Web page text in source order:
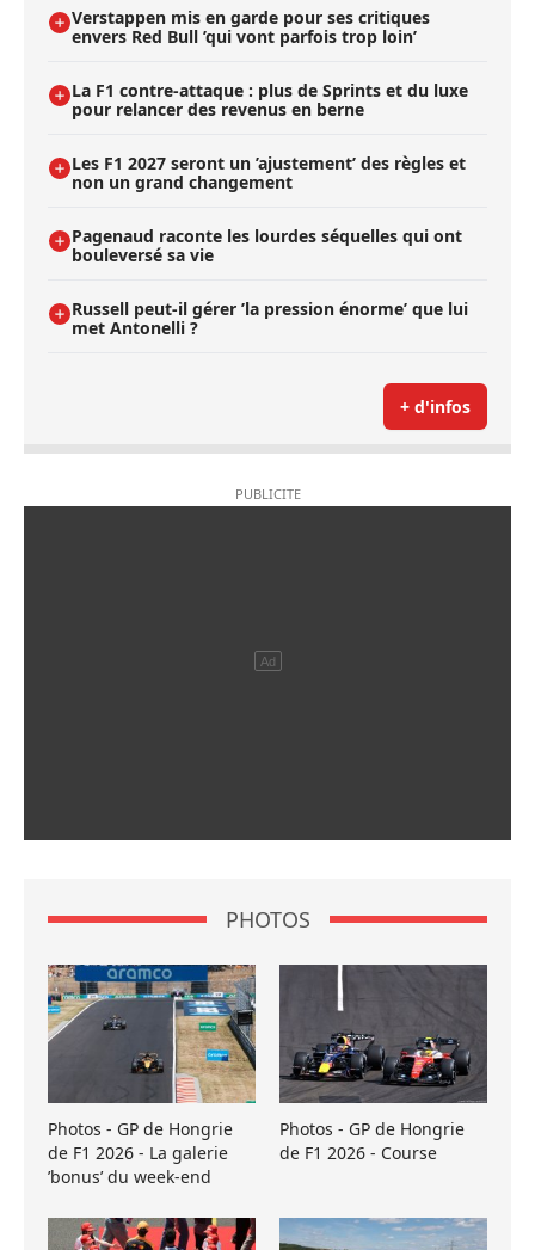
Verstappen mis en garde pour ses critiques
envers Red Bull ’qui vont parfois trop loin’
La F1 contre-attaque : plus de Sprints et du luxe
pour relancer des revenus en berne
Les F1 2027 seront un ’ajustement’ des règles et
non un grand changement
Pagenaud raconte les lourdes séquelles qui ont
bouleversé sa vie
Russell peut-il gérer ’la pression énorme’ que lui
met Antonelli ?
+ d'infos
PHOTOS
Photos - GP de Hongrie
de F1 2026 - La galerie
’bonus’ du week-end
Photos - GP de Hongrie
de F1 2026 - Course